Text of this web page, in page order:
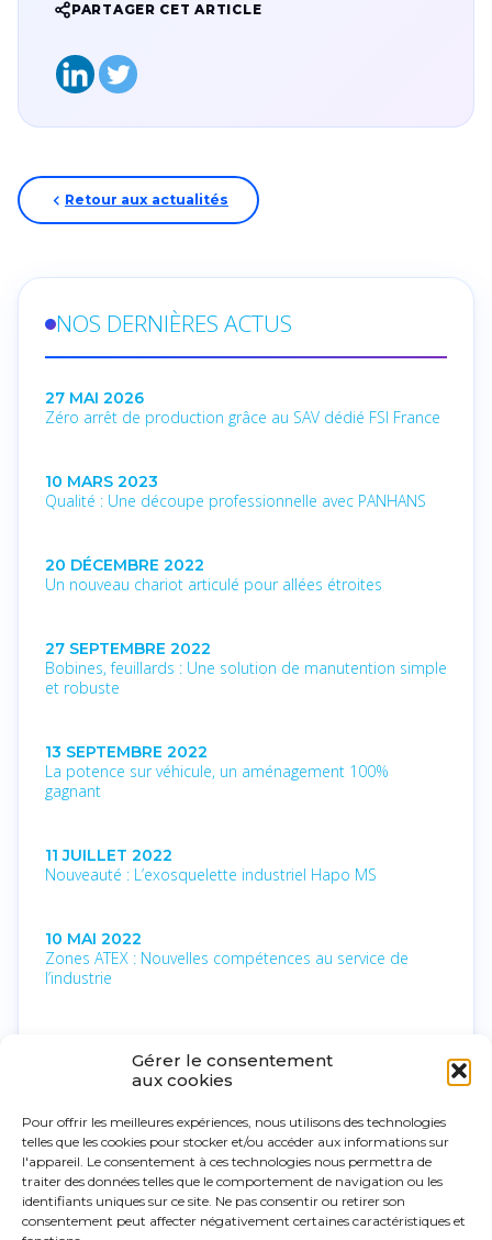
Gérer le consentement
aux cookies
Pour offrir les meilleures expériences, nous utilisons des technologies
telles que les cookies pour stocker et/ou accéder aux informations sur
l'appareil. Le consentement à ces technologies nous permettra de
traiter des données telles que le comportement de navigation ou les
identifiants uniques sur ce site. Ne pas consentir ou retirer son
consentement peut affecter négativement certaines caractéristiques et
PARTAGER CET ARTICLE
Retour aux actualités
NOS DERNIÈRES ACTUS
27 MAI 2026
Zéro arrêt de production grâce au SAV dédié FSI France
10 MARS 2023
Qualité : Une découpe professionnelle avec PANHANS
20 DÉCEMBRE 2022
Un nouveau chariot articulé pour allées étroites
27 SEPTEMBRE 2022
Bobines, feuillards : Une solution de manutention simple
et robuste
13 SEPTEMBRE 2022
La potence sur véhicule, un aménagement 100%
gagnant
11 JUILLET 2022
Nouveauté : L’exosquelette industriel Hapo MS
10 MAI 2022
Zones ATEX : Nouvelles compétences au service de
l’industrie
Développement d’une collaboration avec Érgosanté
2 MARS 2022
Notre nouveau partenariat avec COMEGE
2 MARS 2022
Fiabilité et robustesse : Le positionnement qualité de